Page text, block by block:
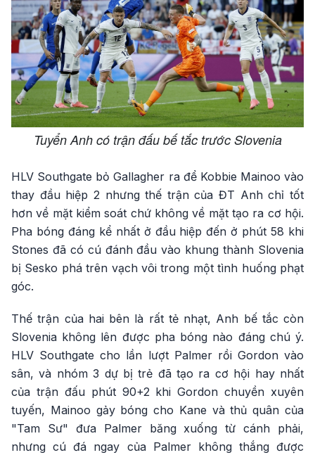
Tuyển Anh có trận đấu bế tắc trước Slovenia
HLV Southgate bỏ Gallagher ra để Kobbie Mainoo vào
thay đầu hiệp 2 nhưng thế trận của ĐT Anh chỉ tốt
hơn về mặt kiểm soát chứ không về mặt tạo ra cơ hội.
Pha bóng đáng kể nhất ở đầu hiệp đến ở phút 58 khi
Stones đã có cú đánh đầu vào khung thành Slovenia
bị Sesko phá trên vạch vôi trong một tình huống phạt
góc.
Thế trận của hai bên là rất tẻ nhạt, Anh bế tắc còn
Slovenia không lên được pha bóng nào đáng chú ý.
HLV Southgate cho lần lượt Palmer rồi Gordon vào
sân, và nhóm 3 dự bị trẻ đã tạo ra cơ hội hay nhất
của trận đấu phút 90+2 khi Gordon chuyền xuyên
tuyến, Mainoo gảy bóng cho Kane và thủ quân của
"Tam Sư" đưa Palmer băng xuống từ cánh phải,
nhưng cú đá ngay của Palmer không thắng được